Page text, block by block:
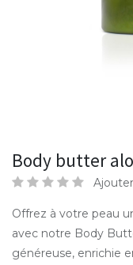
Body butter
Offrez à votre peau
avec notre Body
généreuse, enrichie